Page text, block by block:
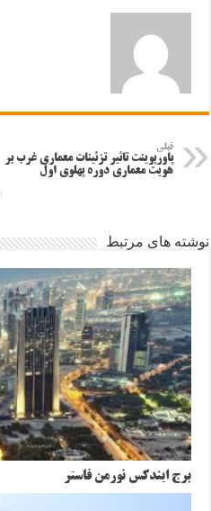
قبلی
پاورپوینت تاثیر تزئینات معماری غرب بر
هویت معماری دوره پهلوی اول
نوشته های مرتبط
برج ایندکس نورمن فاستر